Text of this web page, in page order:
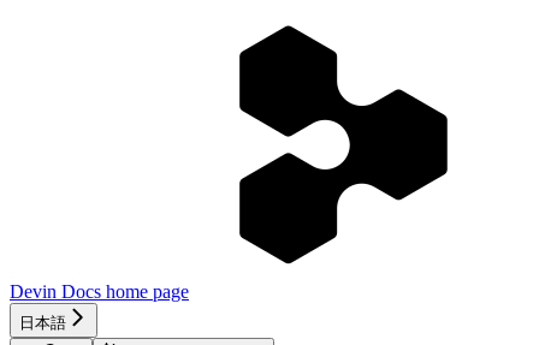
Devin Docs home page
日本語